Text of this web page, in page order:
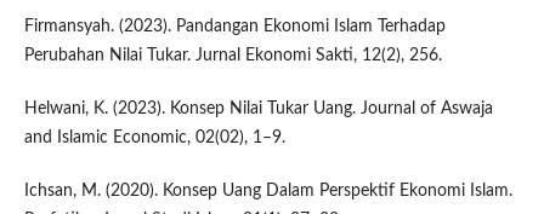
Firmansyah. (2023). Pandangan Ekonomi Islam Terhadap
Perubahan Nilai Tukar. Jurnal Ekonomi Sakti, 12(2), 256.
Helwani, K. (2023). Konsep Nilai Tukar Uang. Journal of Aswaja
and Islamic Economic, 02(02), 1–9.
Ichsan, M. (2020). Konsep Uang Dalam Perspektif Ekonomi Islam.